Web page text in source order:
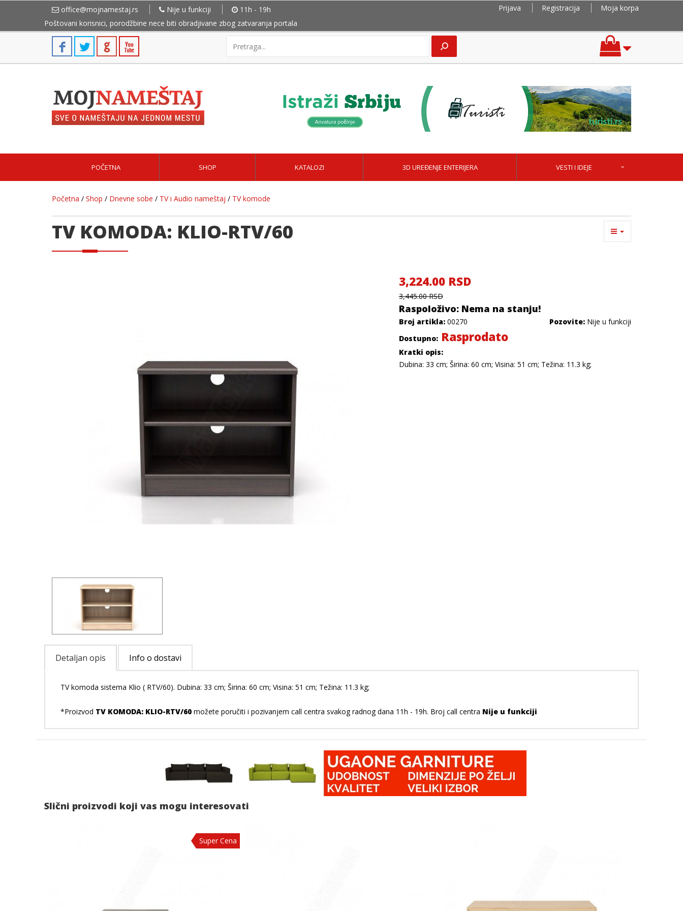
office@mojnamestaj.rs Nije u funkciji 11h - 19h Prijava Registracija
Moja korpa
Poštovani korisnici, porodžbine nece biti obradjivane zbog zatvaranja portala
POČETNA SHOP KATALOZI 3D UREĐENJE ENTERIJERA VESTI I IDEJE
Početna / Shop / Dnevne sobe / TV i Audio nameštaj / TV komode
TV KOMODA: KLIO-RTV/60
3,224.00 RSD
3,445.00 RSD
Raspoloživo: Nema na stanju!
Broj artikla:00270 Pozovite: Nije u funkciji
Dostupno:Rasprodato
Kratki opis:
Dubina: 33 cm; Širina: 60 cm; Visina: 51 cm; Težina: 11.3 kg;
Detaljan opis Info o dostavi
TV komoda sistema Klio ( RTV/60). Dubina: 33 cm; Širina: 60 cm; Visina: 51 cm; Težina: 11.3 kg;
*Proizvod TV KOMODA: KLIO-RTV/60 možete poručiti i pozivanjem call centra svakog radnog dana 11h - 19h. Broj call centra Nije u funkciji
Slični proizvodi koji vas mogu interesovati
Super Cena